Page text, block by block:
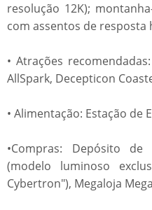
resolução 12K);
com assentos de resposta
• Atrações
AllSpark, Decepticon
• Alimentação: Estação de
•Compras: Depósito de
(modelo luminoso
Cybertron"), Megaloja